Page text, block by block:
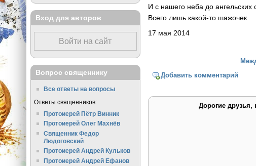
И с нашего неба до ангельских
Всего лишь какой-то шажочек.
17 мая 2014
Добавить комментарий
Дорогие друзья,
Вход для авторов
Войти на сайт
Вопрос священнику
Все ответы на вопросы
Ответы священников:
Протоиерей Пётр Винник
Протоиерей Олег Махнёв
Священник Федор
Людоговский
Протоиерей Андрей Кульков
Протоиерей Андрей Ефанов